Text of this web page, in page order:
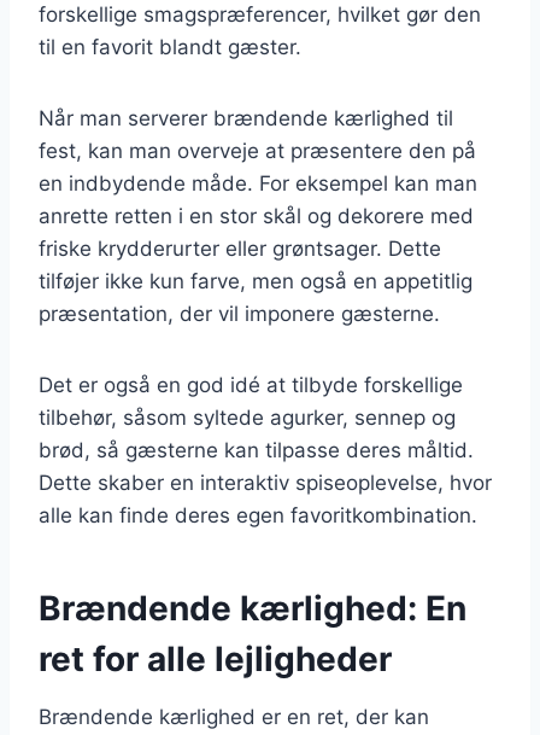
forskellige smagspræferencer, hvilket gør den
til en favorit blandt gæster.
Når man serverer brændende kærlighed til
fest, kan man overveje at præsentere den på
en indbydende måde. For eksempel kan man
anrette retten i en stor skål og dekorere med
friske krydderurter eller grøntsager. Dette
tilføjer ikke kun farve, men også en appetitlig
præsentation, der vil imponere gæsterne.
Det er også en god idé at tilbyde forskellige
tilbehør, såsom syltede agurker, sennep og
brød, så gæsterne kan tilpasse deres måltid.
Dette skaber en interaktiv spiseoplevelse, hvor
alle kan finde deres egen favoritkombination.
Brændende kærlighed: En
ret for alle lejligheder
Brændende kærlighed er en ret, der kan